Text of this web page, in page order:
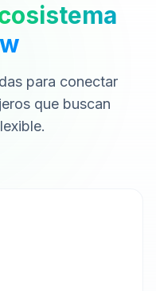
para conectar
que buscan